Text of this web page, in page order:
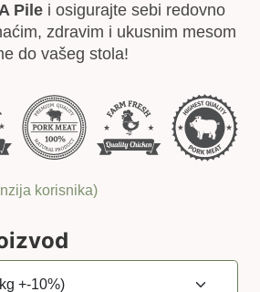
Pile i osigurajte sebi redovno
zdravim i ukusnim mesom
do vašeg stola!
korisnika)